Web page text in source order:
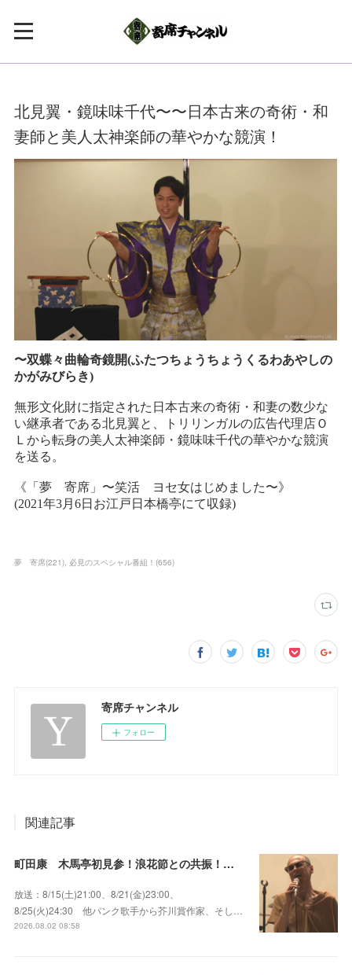
北見翼・鏡味味千代〜〜日本古来の奇術・和
妻師と美人太神楽師の華やかな競演！
夢 寄席(221) 必見のスペシャル番組！ (656)
寄席チャンネル
フォロー
関連記事
町田康 木馬亭初見参！浪花節との共振！～マチダ地蔵尊 他
放送：8/15(土)21:00、8/21(金)23:00、
8/25(火)24:30 他パンク歌手から芥川賞作家、そし…
2026.08.02 08:58